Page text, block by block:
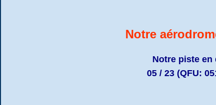
Notre
Notre piste en
05 / 23 (QFU: